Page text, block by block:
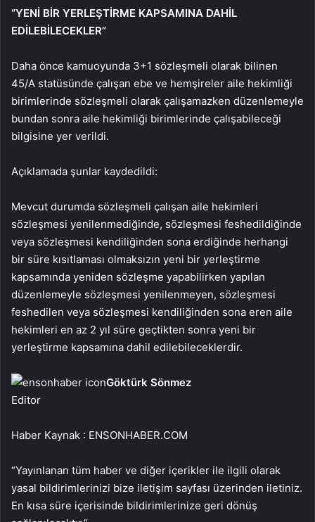
“YENİ BİR YERLEŞTİRME KAPSAMINA DAHİL
EDİLEBİLECEKLER”
Daha önce kamuoyunda 3+1 sözleşmeli olarak bilinen
45/A statüsünde çalışan ebe ve hemşireler aile hekimliği
birimlerinde sözleşmeli olarak çalışamazken düzenlemeyle
bundan sonra aile hekimliği birimlerinde çalışabileceği
bilgisine yer verildi.
Açıklamada şunlar kaydedildi:
Mevcut durumda sözleşmeli çalışan aile hekimleri
sözleşmesi yenilenmediğinde, sözleşmesi feshedildiğinde
veya sözleşmesi kendiliğinden sona erdiğinde herhangi
bir süre kısıtlaması olmaksızın yeni bir yerleştirme
kapsamında yeniden sözleşme yapabilirken yapılan
düzenlemeyle sözleşmesi yenilenmeyen, sözleşmesi
feshedilen veya sözleşmesi kendiliğinden sona eren aile
hekimleri en az 2 yıl süre geçtikten sonra yeni bir
yerleştirme kapsamına dahil edilebileceklerdir.
Göktürk Sönmez
Editor
Haber Kaynak : ENSONHABER.COM
“Yayınlanan tüm haber ve diğer içerikler ile ilgili olarak
yasal bildirimlerinizi bize iletişim sayfası üzerinden iletiniz.
En kısa süre içerisinde bildirimlerinize geri dönüş